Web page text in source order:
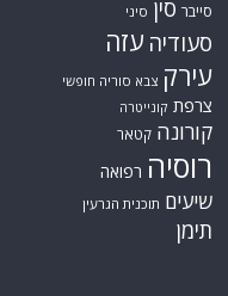
סייבר סין סיני
סעודיה עזה
עירק צבא סוריה חופשי
צרפת קונייטרה
קורונה קטאר
רוסיה רפואה
שיעים תוכנית הגרעין
תימן